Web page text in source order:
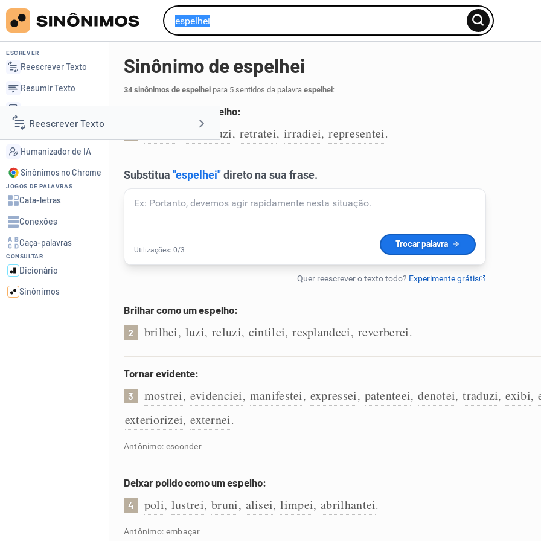
Reescrever Texto
Resumir Texto
Corrigir Texto
Detector de IA
Humanizador de IA
ESCREVER
Reescrever Texto
Resumir Texto
Detector de IA
Humanizador de IA
Sinônimos no Chrome
JOGOS DE PALAVRAS
Cata-letras
Conexões
Caça-palavras
CONSULTAR
Dicionário
Sinônimos
Sinônimo de espelhei
34 sinônimos de espelheipara 5 sentidos da palavra espelhei:
Refletir como um espelho:
reproduzi, retratei, irradiei, representei.
Brilhar como um espelho:
2 brilhei, luzi, reluzi, cintilei, resplandeci, reverberei.
Tornar evidente:
3 mostrei, evidenciei, manifestei, expressei, patenteei, denotei, traduzi, exibi,
exteriorizei, externei.
Antônimo: esconder
Deixar polido como um espelho:
4 poli, lustrei, bruni, alisei, limpei, abrilhantei.
Antônimo: embaçar